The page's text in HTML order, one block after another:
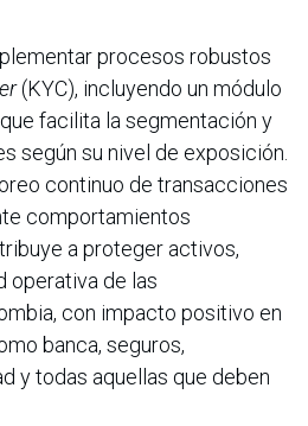
procesos robustos
(KYC), incluyendo un módulo
facilita la segmentación y
según su nivel de exposición.
continuo de transacciones
comportamientos
a proteger activos,
operativa de las
con impacto positivo en
banca, seguros,
y todas aquellas que deben